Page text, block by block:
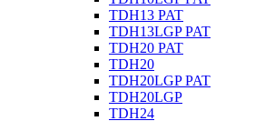
TDH13 PAT
TDH13LGP PAT
TDH20 PAT
TDH20
TDH20LGP PAT
TDH20LGP
TDH24